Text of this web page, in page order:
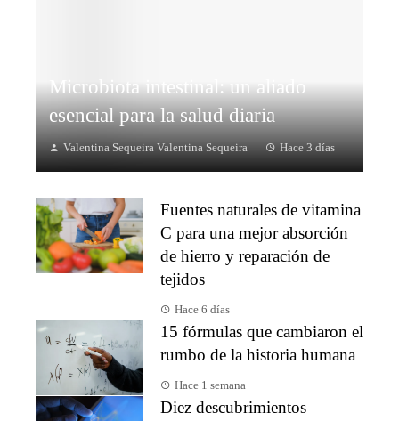
Microbiota intestinal: un aliado
esencial para la salud diaria
Valentina Sequeira Valentina Sequeira Hace 3 días
Fuentes naturales de vitamina
C para una mejor absorción
de hierro y reparación de
tejidos
Hace 6 días
15 fórmulas que cambiaron el
rumbo de la historia humana
Hace 1 semana
Diez descubrimientos